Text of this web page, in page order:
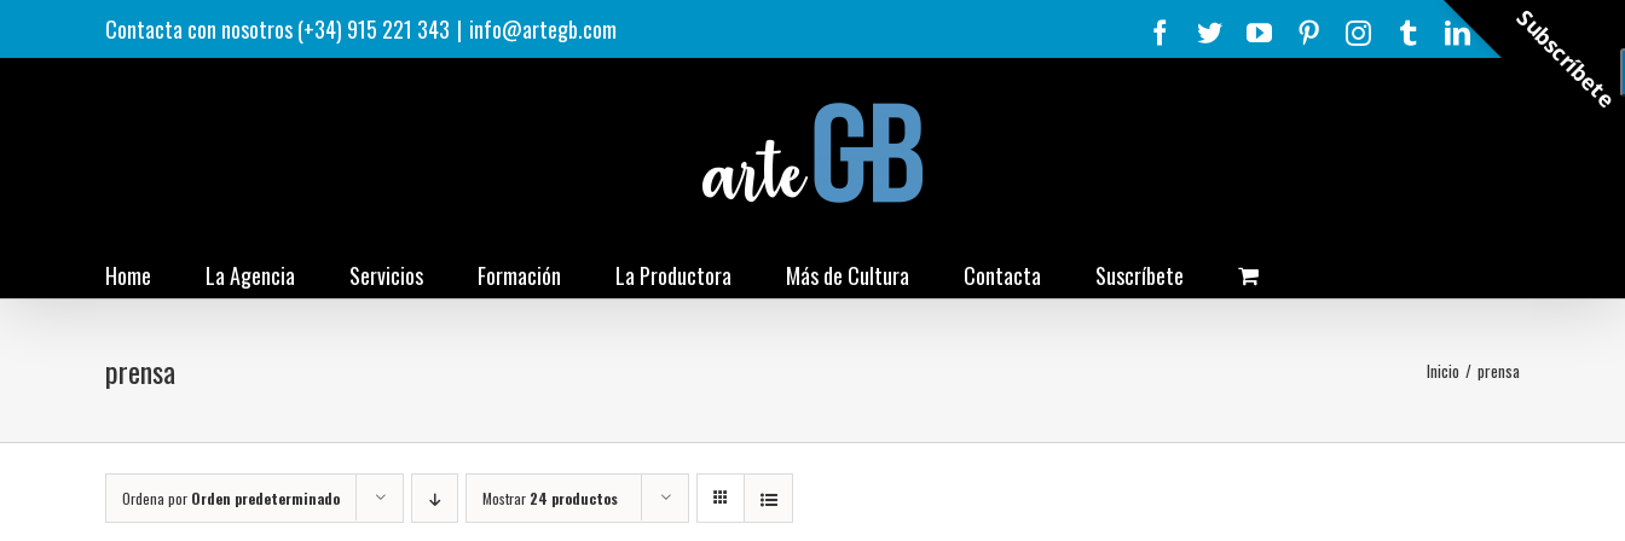
al
Contacta con nosotros (+34) 915 221 343 | info@artegb.com Facebook
TwitterYouTubePinterestInstagram
TumblrLinkedIn
Rss
Home La Agencia Servicios Formación La Productora Más de Cultura Contacta Suscríbete
prensa Inicio / prensa
Ordena por Orden predeterminado Mostrar 24 productos
Subscríbete